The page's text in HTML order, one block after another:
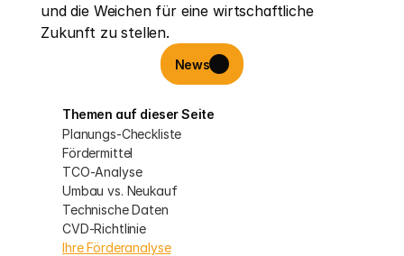
und die Weichen für eine wirtschaftliche
Zukunft zu stellen.
News
Themen auf dieser Seite
Planungs-Checkliste
Fördermittel
TCO-Analyse
Umbau vs. Neukauf
Technische Daten
CVD-Richtlinie
Ihre Förderanalyse